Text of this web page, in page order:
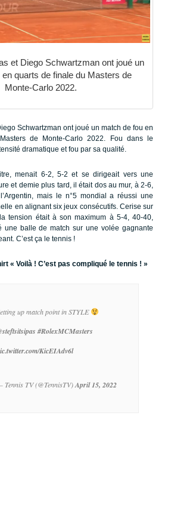
et Diego Schwartzman ont joué un
quarts de finale du Masters de
Monte-Carlo 2022.
Schwartzman ont joué un match de fou en
de Monte-Carlo 2022. Fou dans le
dramatique et fou par sa qualité.
menait 6-2, 5-2 et se dirigeait vers une
et demie plus tard, il était dos au mur, à 2-6,
mais le n°5 mondial a réussi une
en alignant six jeux consécutifs. Cerise sur
tension était à son maximum à 5-4, 40-40,
une balle de match sur une volée gagnante
C’est ça le tennis !
« Voilà ! C’est pas compliqué le tennis ! »
up match point in STYLE
#RolexMCMasters
KicEIAdv6l
Tennis TV (@TennisTV)April 15, 2022